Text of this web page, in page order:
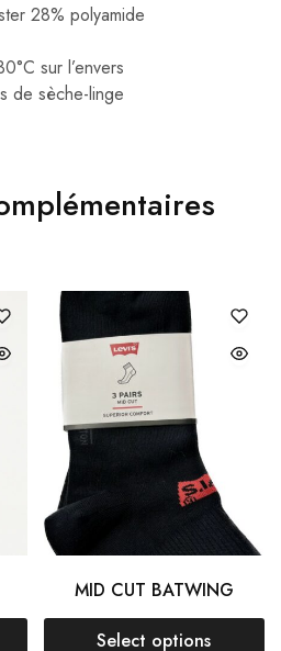
28% polyamide
sur l’envers
de sèche-linge
MID CUT BATWING
Select options